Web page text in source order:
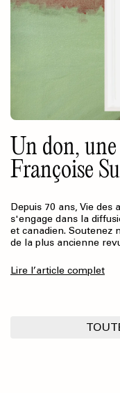
Un don,
Françoise
Depuis 70 ans, Vie
s'engage dans la
et canadien. Soutenez
de la plus ancienne
Lire l’article complet